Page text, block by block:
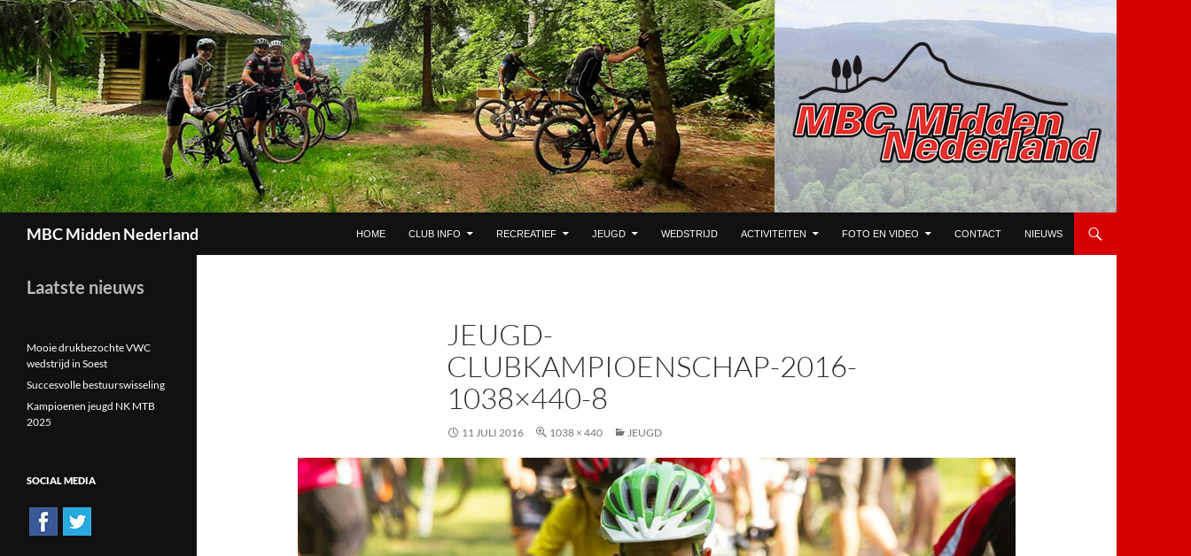
MBC Midden Nederland HOME CLUB INFO RECREATIEF JEUGD WEDSTRIJD ACTIVITEITEN FOTO EN VIDEO CONTACT NIEUWS
JEUGD-
CLUBKAMPIOENSCHAP-2016-
1038×440-8
11 JULI 2016 1038 × 440 JEUGD
Laatste nieuws
Mooie drukbezochte VWC
wedstrijd in Soest
Succesvolle bestuurswisseling
Kampioenen jeugd NK MTB
2025
SOCIAL MEDIA